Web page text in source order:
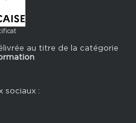
au titre de la catégorie
sociaux :